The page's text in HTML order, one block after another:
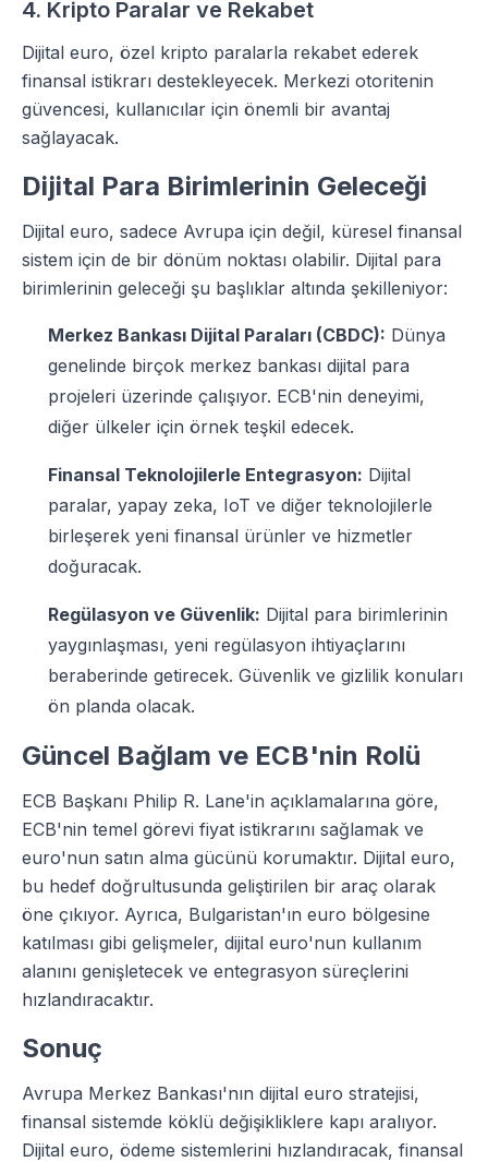
4. Kripto Paralar ve Rekabet
Dijital euro, özel kripto paralarla rekabet ederek
finansal istikrarı destekleyecek. Merkezi otoritenin
güvencesi, kullanıcılar için önemli bir avantaj
sağlayacak.
Dijital Para Birimlerinin Geleceği
Dijital euro, sadece Avrupa için değil, küresel finansal
sistem için de bir dönüm noktası olabilir. Dijital para
birimlerinin geleceği şu başlıklar altında şekilleniyor:
Merkez Bankası Dijital Paraları (CBDC): Dünya
genelinde birçok merkez bankası dijital para
projeleri üzerinde çalışıyor. ECB'nin deneyimi,
diğer ülkeler için örnek teşkil edecek.
Finansal Teknolojilerle Entegrasyon: Dijital
paralar, yapay zeka, IoT ve diğer teknolojilerle
birleşerek yeni finansal ürünler ve hizmetler
doğuracak.
Regülasyon ve Güvenlik: Dijital para birimlerinin
yaygınlaşması, yeni regülasyon ihtiyaçlarını
beraberinde getirecek. Güvenlik ve gizlilik konuları
ön planda olacak.
Güncel Bağlam ve ECB'nin Rolü
ECB Başkanı Philip R. Lane'in açıklamalarına göre,
ECB'nin temel görevi fiyat istikrarını sağlamak ve
euro'nun satın alma gücünü korumaktır. Dijital euro,
bu hedef doğrultusunda geliştirilen bir araç olarak
öne çıkıyor. Ayrıca, Bulgaristan'ın euro bölgesine
katılması gibi gelişmeler, dijital euro'nun kullanım
alanını genişletecek ve entegrasyon süreçlerini
hızlandıracaktır.
Sonuç
Avrupa Merkez Bankası'nın dijital euro stratejisi,
finansal sistemde köklü değişikliklere kapı aralıyor.
Dijital euro, ödeme sistemlerini hızlandıracak, finansal